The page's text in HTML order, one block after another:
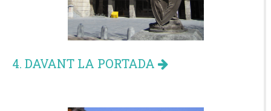
4. DAVANT LA PORTADA